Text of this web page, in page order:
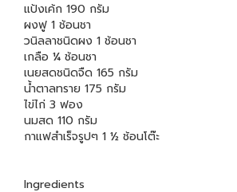
แป้งเค้ก 190 กรัม
ผงฟู 1 ช้อนชา
วนิลลาชนิดผง 1 ช้อนชา
เกลือ ¼ ช้อนชา
เนยสดชนิดจืด 165 กรัม
น้ำตาลทราย 175 กรัม
ไข่ไก่ 3 ฟอง
นมสด 110 กรัม
กาแฟสำเร็จรูปๆ 1 ½ ช้อนโต๊ะ
Ingredients